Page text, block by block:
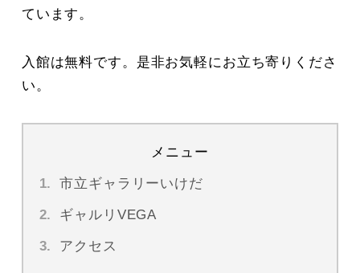
ています。
入館は無料です。是非お気軽にお立ち寄りくださ
い。
メニュー
市立ギャラリーいけだ
ギャルリVEGA
アクセス